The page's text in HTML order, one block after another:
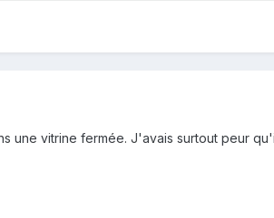
une vitrine fermée. J'avais surtout peur